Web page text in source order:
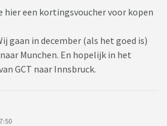
hier een kortingsvoucher voor kopen
gaan in december (als het goed is)
Munchen. En hopelijk in het
GCT naar Innsbruck.